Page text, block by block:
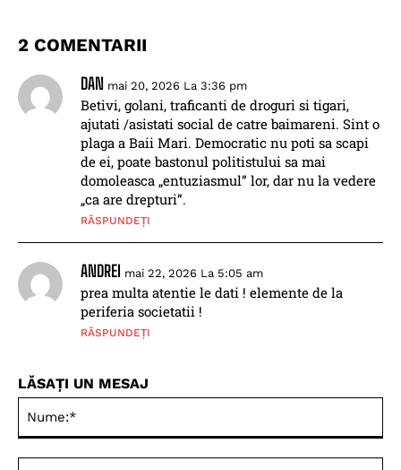
2 COMENTARII
DAN mai 20, 2026 La 3:36 pm
Betivi, golani, traficanti de droguri si tigari,
ajutati /asistati social de catre baimareni. Sint o
plaga a Baii Mari. Democratic nu poti sa scapi
de ei, poate bastonul politistului sa mai
domoleasca „entuziasmul” lor, dar nu la vedere
„ca are drepturi”.
RĂSPUNDEȚI
ANDREI mai 22, 2026 La 5:05 am
prea multa atentie le dati ! elemente de la
periferia societatii !
RĂSPUNDEȚI
LĂSAȚI UN MESAJ